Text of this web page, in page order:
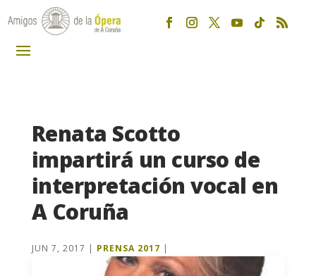
Renata Scotto
impartirá un curso de
interpretación vocal en
A Coruña
JUN 7, 2017 | PRENSA 2017 |